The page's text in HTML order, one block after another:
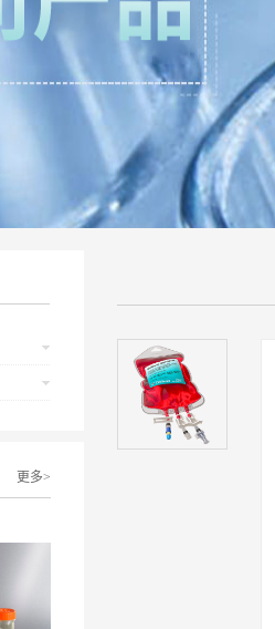
更多>